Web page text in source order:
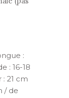
:
: 16-18
21 cm
/ de